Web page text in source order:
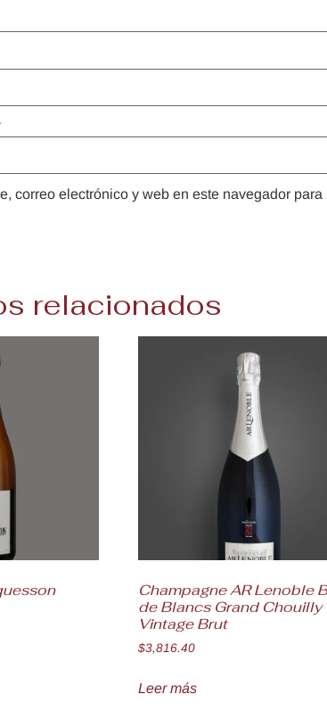
correo electrónico y web en este navegador
relacionados
Champagne AR Lenoble
de Blancs Grand Chouilly
Vintage Brut
$3,816.40
Leer más